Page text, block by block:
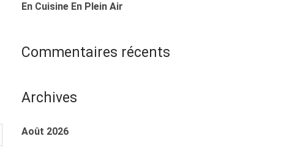
En Cuisine En Plein Air
Commentaires récents
Archives
Août 2026